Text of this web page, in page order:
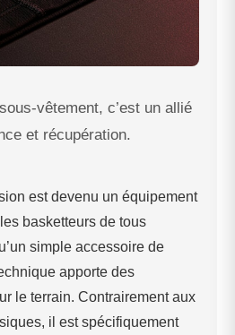
vêtement, c’est un allié
et récupération.
est devenu un équipement
basketteurs de tous
simple accessoire de
apporte des
le terrain. Contrairement aux
il est spécifiquement